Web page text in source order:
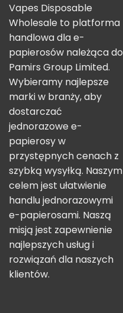
Vapes Disposable
Wholesale to platforma
handlowa dla e-
papierosów należąca do
Pamirs Group Limited.
Wybieramy najlepsze
marki w branży, aby
dostarczać
jednorazowe e-
papierosy w
przystępnych cenach z
szybką wysyłką. Naszym
celem jest ułatwienie
handlu jednorazowymi
e-papierosami. Naszą
misją jest zapewnienie
najlepszych usług i
rozwiązań dla naszych
klientów.